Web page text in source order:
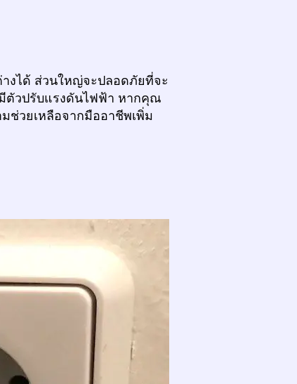
งได้ ส่วนใหญ่จะปลอดภัยที่จะ
ตัวปรับแรงดันไฟฟ้า หากคุณ
ช่วยเหลือจากมืออาชีพเพิ่ม